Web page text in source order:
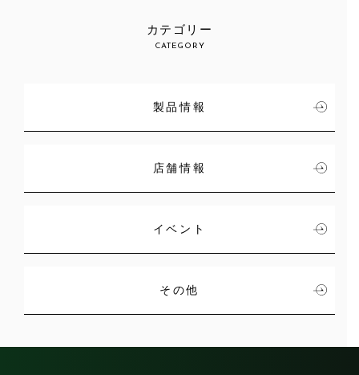
カテゴリー
CATEGORY
製品情報
店舗情報
イベント
その他